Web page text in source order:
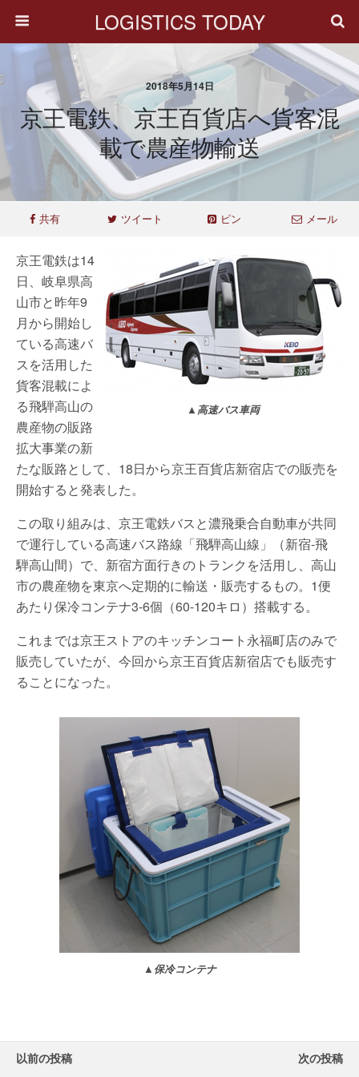
LOGISTICS TODAY
2018年5月14日
京王電鉄、京王百貨店へ貨客混
載で農産物輸送
共有 ツイート ピン メール
▲高速バス車両
京王電鉄は14
日、岐阜県高
山市と昨年9
月から開始し
ている高速バ
スを活用した
貨客混載によ
る飛騨高山の
農産物の販路
拡大事業の新
たな販路として、18日から京王百貨店新宿店での販売を
開始すると発表した。
この取り組みは、京王電鉄バスと濃飛乗合自動車が共同
で運行している高速バス路線「飛騨高山線」（新宿-飛
騨高山間）で、新宿方面行きのトランクを活用し、高山
市の農産物を東京へ定期的に輸送・販売するもの。1便
あたり保冷コンテナ3-6個（60-120キロ）搭載する。
これまでは京王ストアのキッチンコート永福町店のみで
販売していたが、今回から京王百貨店新宿店でも販売す
ることになった。
▲保冷コンテナ
以前の投稿 次の投稿